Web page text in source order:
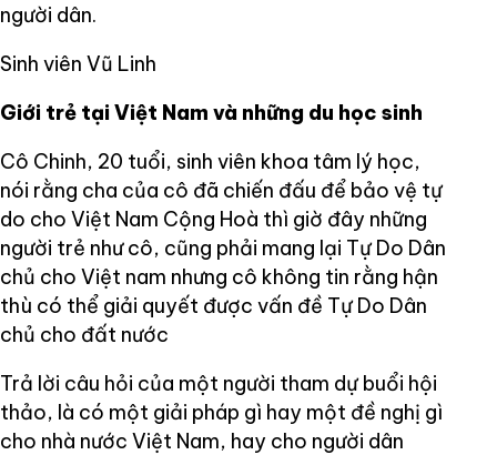
người dân.
Sinh viên Vũ Linh
Giới trẻ tại Việt Nam và những du học sinh
Cô Chinh, 20 tuổi, sinh viên khoa tâm lý học,
nói rằng cha của cô đã chiến đấu để bảo vệ tự
do cho Việt Nam Cộng Hoà thì giờ đây những
người trẻ như cô, cũng phải mang lại Tự Do Dân
chủ cho Việt nam nhưng cô không tin rằng hận
thù có thể giải quyết được vấn đề Tự Do Dân
chủ cho đất nước
Trả lời câu hỏi của một người tham dự buổi hội
thảo, là có một giải pháp gì hay một đề nghị gì
cho nhà nước Việt Nam, hay cho người dân